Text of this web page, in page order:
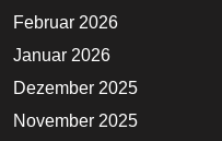
Februar 2026
Januar 2026
Dezember 2025
November 2025